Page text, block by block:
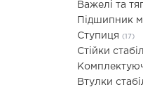
Важелі та
Підшипник
Ступиця (17)
Стійки
Втулки